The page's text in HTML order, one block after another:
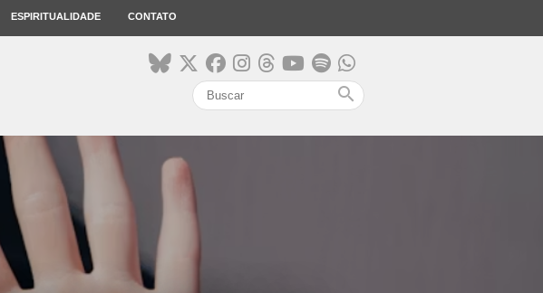
ESPIRITUALIDADE CONTATO
search